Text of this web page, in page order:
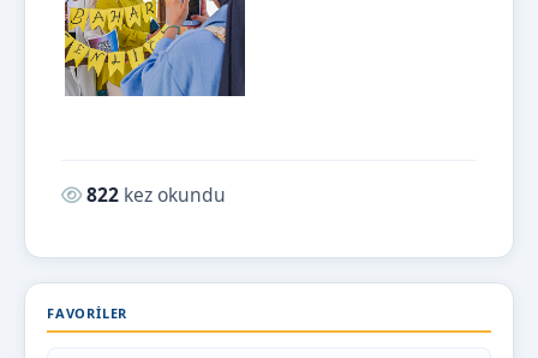
Okunma sayısı:
822 kez okundu
FAVORILER